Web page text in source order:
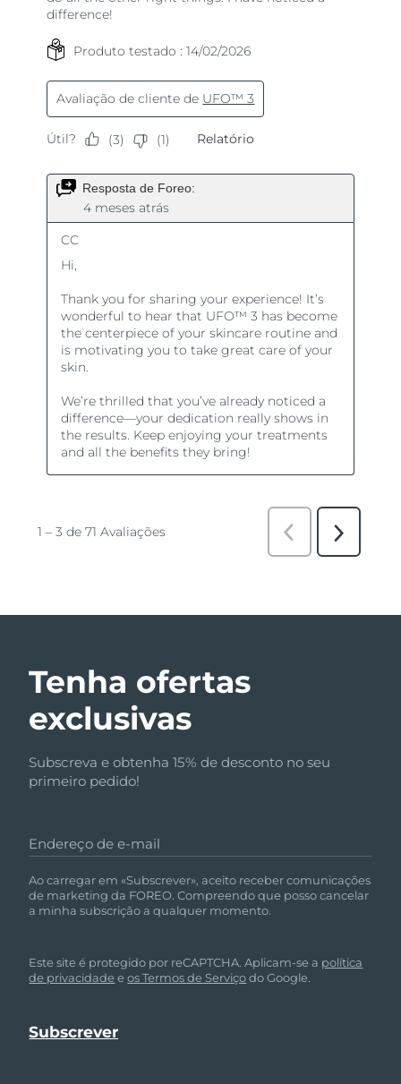
Tenha ofertas
exclusivas
Subscreva e obtenha 15% de desconto no seu
primeiro pedido!
Endereço de e-mail
Ao carregar em «Subscrever», aceito receber comunicações
de marketing da FOREO. Compreendo que posso cancelar
a minha subscrição a qualquer momento.
Este site é protegido por reCAPTCHA. Aplicam-se a política
de privacidade eos Termos de Serviçodo Google.